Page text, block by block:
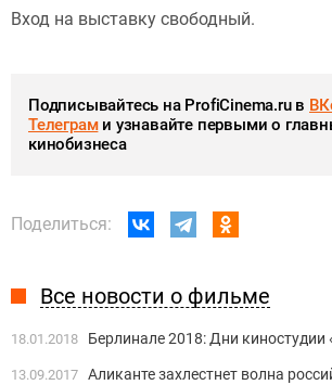
Вход на выставку свободный.
Подписывайтесь на ProfiCinema.ru в
Телеграми узнавайте первыми о
кинобизнеса
Поделиться:
Все новости о фильме
18.01.2018 Берлинале 2018: Дни
13.09.2017 Аликанте захлестнет волна